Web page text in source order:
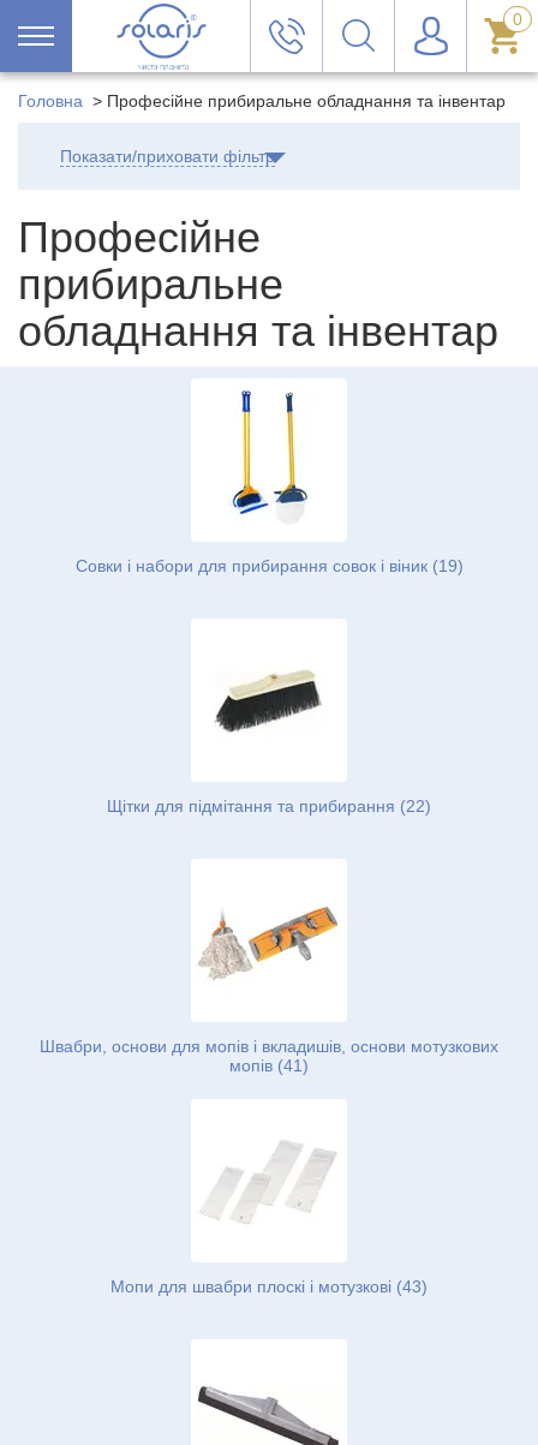
0
Головна > Професійне прибиральне обладнання та інвентар
Показати/приховати фільтр
Професійне
прибиральне
обладнання та інвентар
Совки і набори для прибирання совок і віник (19)
Щітки для підмітання та прибирання (22)
Швабри, основи для мопів і вкладишів, основи мотузкових
мопів (41)
Мопи для швабри плоскі і мотузкові (43)